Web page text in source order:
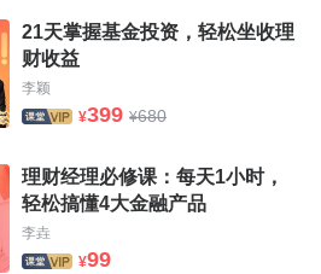
21天掌握基金投资，轻松坐收理
财收益
李颖
¥399 ¥680
理财经理必修课：每天1小时，
轻松搞懂4大金融产品
李垚
¥99